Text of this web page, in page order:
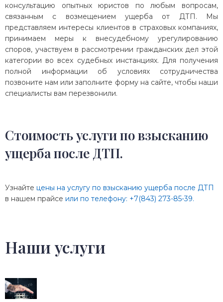
консультацию опытных юристов по любым вопросам,
связанным с возмещением ущерба от ДТП. Мы
представляем интересы клиентов в страховых компаниях,
принимаем меры к внесудебному урегулированию
споров, участвуем в рассмотрении гражданских дел этой
категории во всех судебных инстанциях. Для получения
полной информации об условиях сотрудничества
позвоните нам или заполните форму на сайте, чтобы наши
специалисты вам перезвонили.
Стоимость услуги по взысканию
ущерба после ДТП.
Узнайте цены на услугу по взысканию ущерба после ДТП
в нашем прайсе или по телефону: +7(843) 273-85-39.
Наши услуги